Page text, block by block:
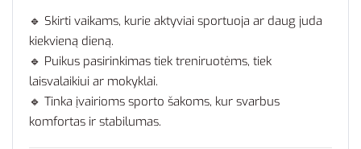
🔹 Skirti vaikams, kurie aktyviai sportuoja ar daug juda
kiekvieną dieną.
🔹 Puikus pasirinkimas tiek treniruotėms, tiek
laisvalaikiui ar mokyklai.
🔹 Tinka įvairioms sporto šakoms, kur svarbus
komfortas ir stabilumas.